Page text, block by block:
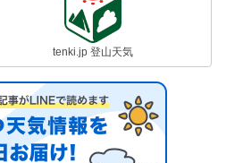
tenki.jp 登山天気